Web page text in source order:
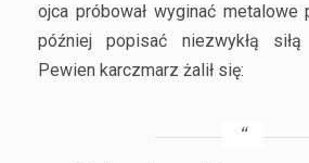
ojca próbował wyginać
później popisać niezwykłą
Pewien karczmarz żalił się: